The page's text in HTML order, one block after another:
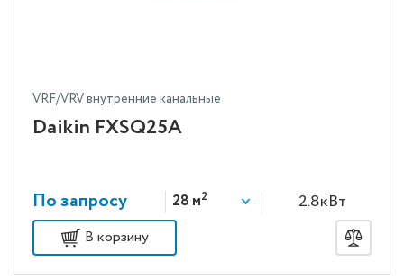
VRF/VRV внутренние канальные
Daikin FXSQ25A
По запросу 28 м2 2.8кВт
В корзину